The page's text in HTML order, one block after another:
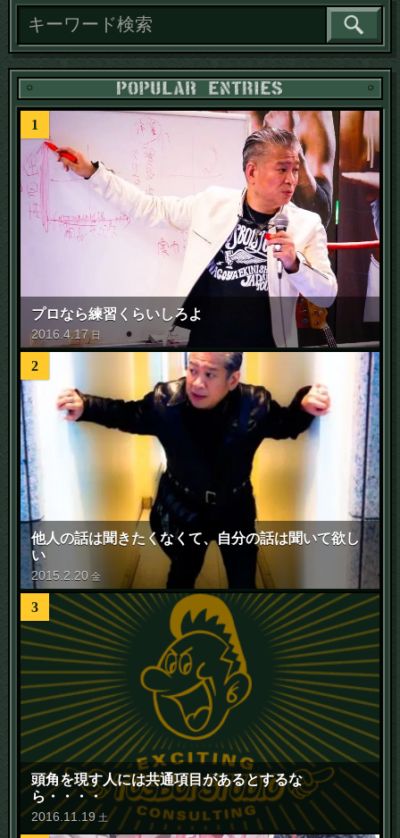
1
プロなら練習くらいしろよ
2016 .4.17 日
2
他人の話は聞きたくなくて、自分の話は聞いて欲し
い
2015 2 20 金
3
頭角を現す人には共通項目があるとするな
ら・・・・
2016 11 19 土